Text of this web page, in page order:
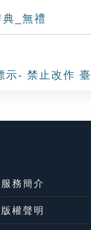
_無禮
示- 禁止改作
服務簡介
版權聲明